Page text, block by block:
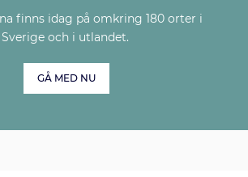
finns idag på omkring 180 orter i
Sverige och i utlandet.
GÅ MED NU